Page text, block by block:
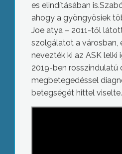
es elindításában
ahogy a gyöngyösiek
Joe atya – 2011-től
szolgálatot a városban,
nevezték ki az ASK lelki
2019-ben rosszindulatú
megbetegedéssel
betegségét hittel viselte.